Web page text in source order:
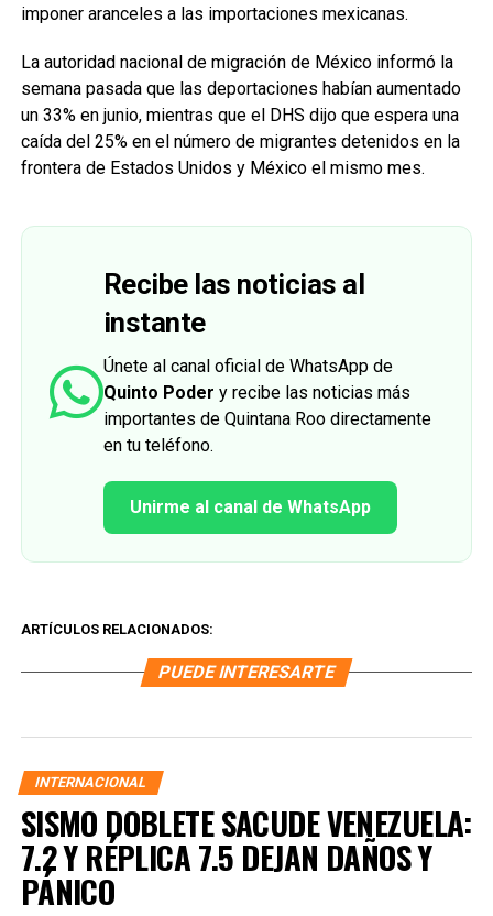
imponer aranceles a las importaciones mexicanas.
La autoridad nacional de migración de México informó la
semana pasada que las deportaciones habían aumentado
un 33% en junio, mientras que el DHS dijo que espera una
caída del 25% en el número de migrantes detenidos en la
frontera de Estados Unidos y México el mismo mes.
Recibe las noticias al
instante
Únete al canal oficial de WhatsApp de
Quinto Poder y recibe las noticias más
importantes de Quintana Roo directamente
en tu teléfono.
Unirme al canal de WhatsApp
ARTÍCULOS RELACIONADOS:
PUEDE INTERESARTE
INTERNACIONAL
SISMO DOBLETE SACUDE VENEZUELA:
7.2 Y RÉPLICA 7.5 DEJAN DAÑOS Y
PÁNICO